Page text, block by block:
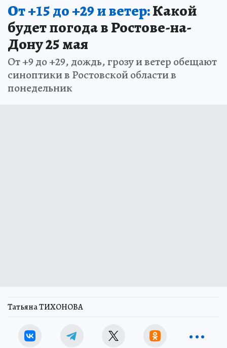
От +15 до +29 и ветер:Какой
будет погода в Ростове-на-
Дону 25 мая
От +9 до +29, дождь, грозу и ветер обещают
синоптики в Ростовской области в
понедельник
Татьяна ТИХОНОВА